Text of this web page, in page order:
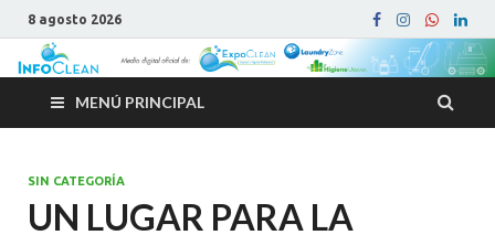
8 agosto 2026
MENÚ PRINCIPAL
SIN CATEGORÍA
UN LUGAR PARA LA